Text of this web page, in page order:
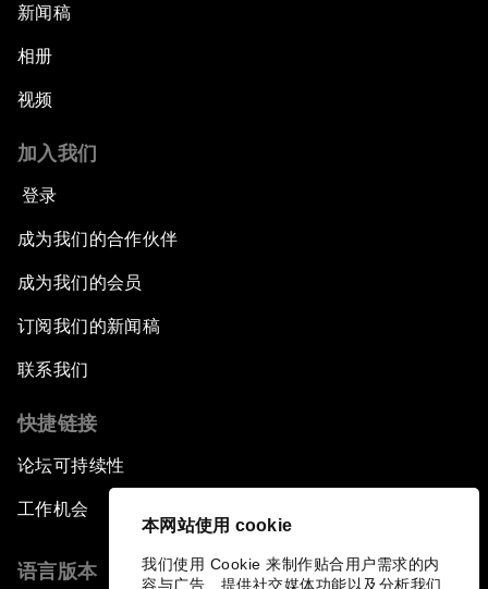
本网站使用 cookie
我们使用 Cookie 来制作贴合用户需求的内
容与广告、提供社交媒体功能以及分析我们
新闻稿
相册
视频
加入我们
登录
成为我们的合作伙伴
成为我们的会员
订阅我们的新闻稿
联系我们
快捷链接
论坛可持续性
工作机会
语言版本